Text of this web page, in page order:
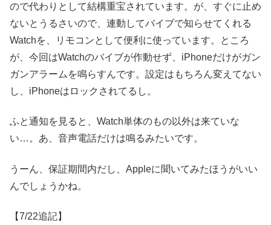
ので代わりとして結構重宝されています。が、すぐに止め
ないとうるさいので、連動してバイブで知らせてくれる
Watchを、リモコンとして便利に使っています。ところ
が、今回はWatchのバイブが作動せず、iPhoneだけがガン
ガンアラームを鳴らすんです。設定はもちろん変えてない
し、iPhoneはロックされてるし。
ふと通知を見ると、Watch単体のもの以外は来ていな
い…。あ、音声電話だけは鳴るみたいです。
うーん、保証期間内だし、Appleに聞いてみたほうがいい
んでしょうかね。
【7/22追記】